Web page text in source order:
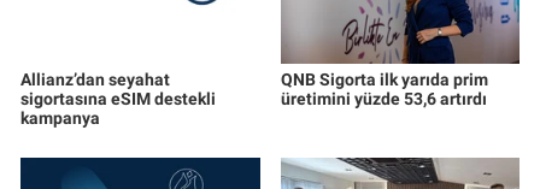
Allianz’dan seyahat
sigortasına eSIM destekli
kampanya
QNB Sigorta ilk yarıda prim
üretimini yüzde 53,6 artırdı